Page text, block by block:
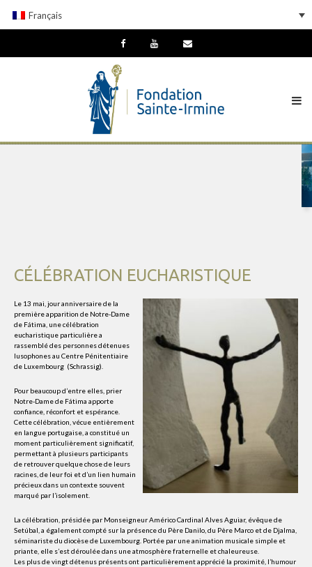
Français
CÉLÉBRATION EUCHARISTIQUE
Le 13 mai, jour anniversaire de la
première apparition de Notre-Dame
de Fátima, une célébration
eucharistique particulière a
rassemblé des personnes détenues
lusophones au Centre Pénitentiaire
de Luxembourg (Schrassig).
Pour beaucoup d’entre elles, prier
Notre-Dame de Fátima apporte
confiance, réconfort et espérance.
Cette célébration, vécue entièrement
en langue portugaise, a constitué un
moment particulièrement significatif,
permettant à plusieurs participants
de retrouver quelque chose de leurs
racines, de leur foi et d’un lien humain
précieux dans un contexte souvent
marqué par l’isolement.
La célébration, présidée par Monseigneur Américo Cardinal Alves Aguiar, évêque de
Setúbal, a également compté sur la présence du Père Danilo, du Père Marco et de Djalma,
séminariste du diocèse de Luxembourg. Portée par une animation musicale simple et
priante, elle s’est déroulée dans une atmosphère fraternelle et chaleureuse.
Les plus de vingt détenus présents ont particulièrement apprécié la proximité, l’humour